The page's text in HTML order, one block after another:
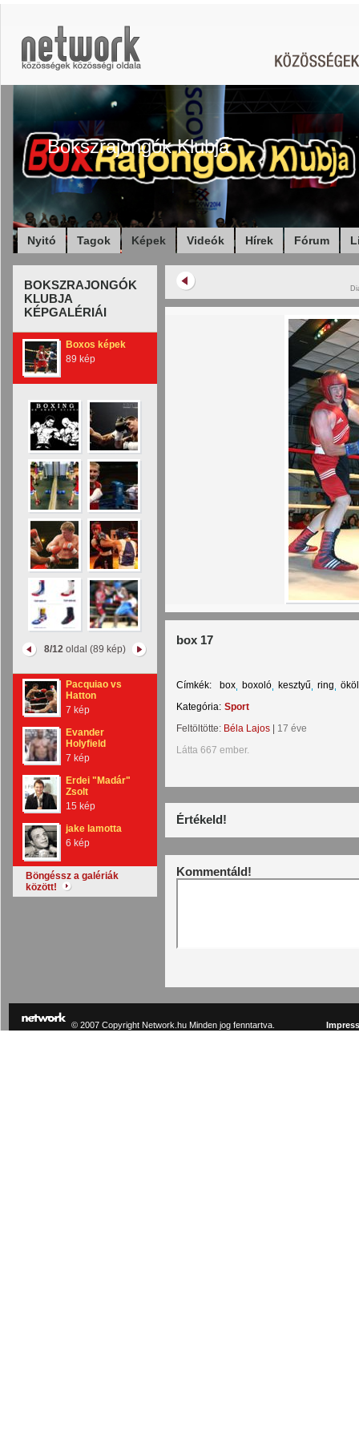
Bokszrajongók Klubja
Nyitó Tagok Képek Videók Hírek Fórum
BOKSZRAJONGÓK
KLUBJA
KÉPGALÉRIÁI
Boxos képek
89 kép
8/12 oldal (89 kép)
Pacquiao vs
Hatton
7 kép
Evander
Holyfield
7 kép
Erdei "Madár"
Zsolt
15 kép
jake lamotta
6 kép
Böngéssz a galériák
között!
box 17
Címkék: box boxoló kesztyű ring
Kategória: Sport
Feltöltötte: Béla Lajos
17 éve
Látta 667 ember.
Értékeld!
Kommentáld!
© 2007 Copyright Network.hu Minden jog fenntartva.